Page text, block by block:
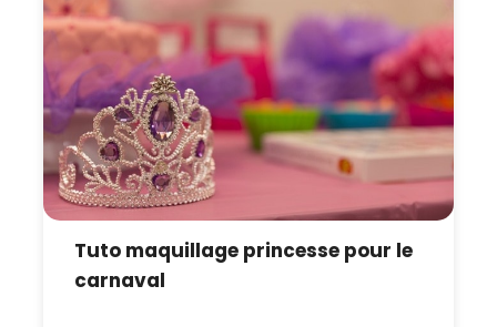
Tuto maquillage princesse pour le
carnaval